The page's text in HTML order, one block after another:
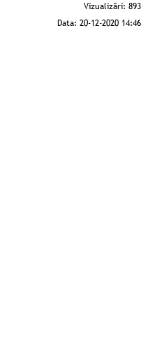
Vizualizări: 893
Data: 20-12-2020 14:46